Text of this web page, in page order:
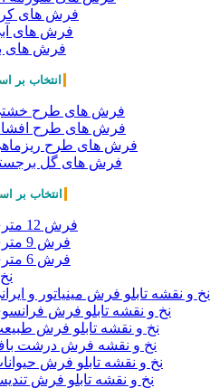
فرش های
فرش های
فرش های
انتخاب بر
فرش های طرح
فرش های طرح
فرش های طرح
فرش های گل
انتخاب بر
فرش 12 متری
فرش 9 متری
فرش 6 متری
نخ و نقشه تابلو فرش مینیاتور و
نخ و نقشه تابلو فرش
نخ و نقشه تابلو فرش
نخ و نقشه فرش درشت
نخ و نقشه تابلو فرش
نخ و نقشه تابلو فرش